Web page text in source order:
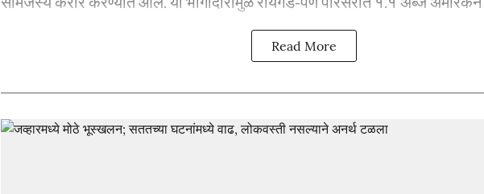
Read More